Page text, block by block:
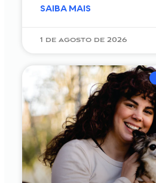
SAIBA MAIS
1 de agosto de 2026